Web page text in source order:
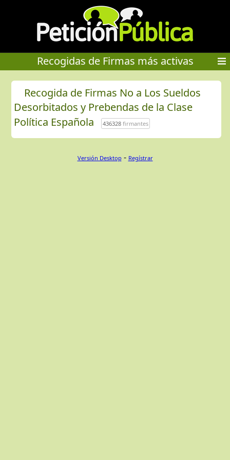
Recogidas de Firmas más activas
Recogida de Firmas No a Los Sueldos
Desorbitados y Prebendas de la Clase
Política Española
436328firmantes
Versión Desktop - Regístrar